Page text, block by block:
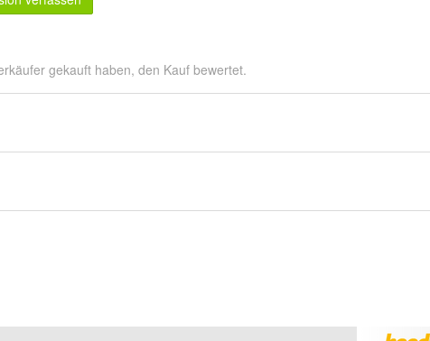
gekauft haben, den Kauf bewertet.